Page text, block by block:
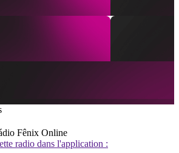
Fênix Online
radio dans l'application :